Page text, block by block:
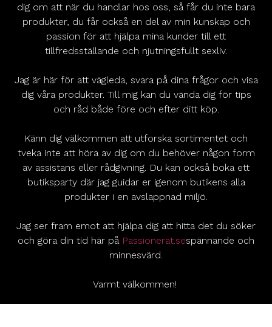
dig om att när du handlar hos oss, så får du inte bara
produkter, du får också en del av min kunskap och
passion för att hjälpa mina kunder till ett
tillfredsställande och njutningsfullt sexliv.
Jag är här för att vägleda, svara på dina frågor och visa
dig våra produkter. Till mig kan du vända dig för tips
och råd både före och efter ditt köp.
Känn dig välkommen att utforska sortimentet och
tveka inte att höra av dig om du behöver någon form
av assistans eller rådgivning. Du kan också boka ett
butiksparty där jag guidar er igenom butikens alla
produkter i en avslappnad miljö.
Jag ser fram emot att hjälpa dig att hitta det du söker
och göra din tid här på Passionerat.sespännande och
minnesvärd.
Varmt välkommen!